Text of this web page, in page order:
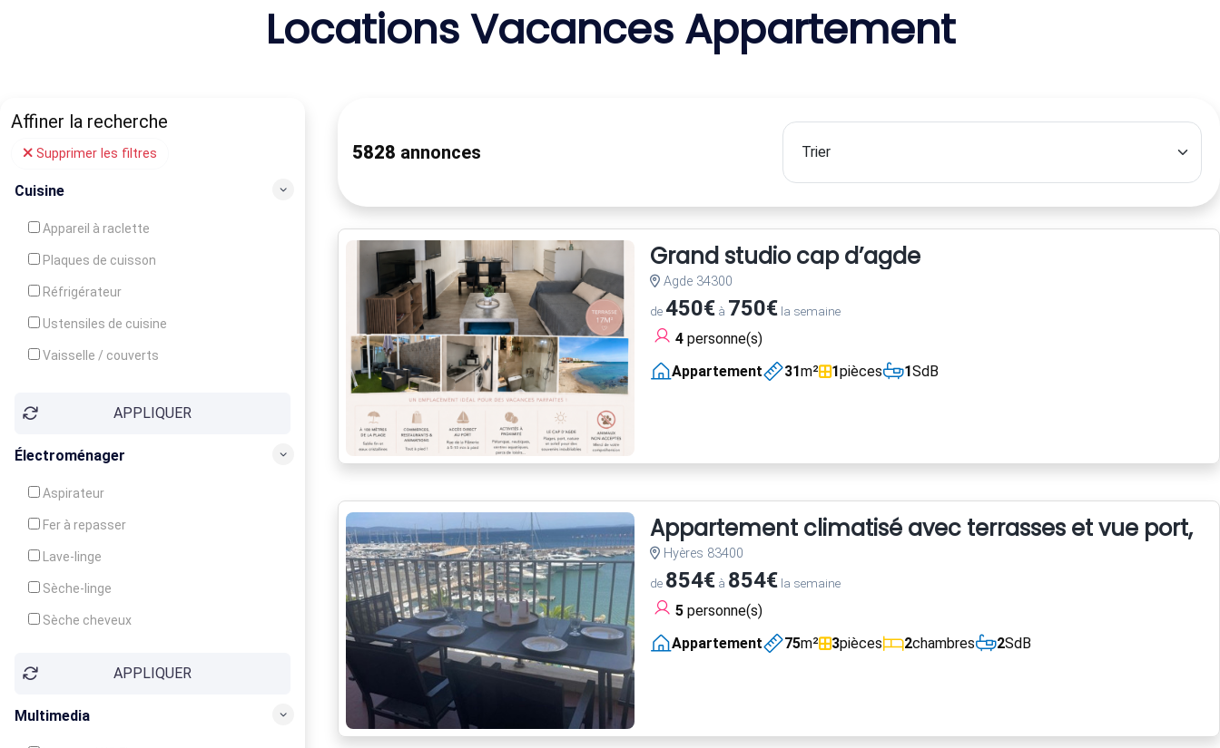
Locations Vacances Appartement
Affiner la recherche
Supprimer les filtres
Cuisine
Appareil à raclette
Plaques de cuisson
Réfrigérateur
Ustensiles de cuisine
Vaisselle / couverts
Congélateur
APPLIQUER
Électroménager
Aspirateur
Fer à repasser
Lave-linge
Sèche-linge
Sèche cheveux
APPLIQUER
Multimedia
5828 annonces
Grand studio cap d’agde
Agde 34300
de450€à 750€la semaine
4personne(s)
Appartement
31m² 1pièces 1SdB
Appartement climatisé avec terrasses et vue port,
Hyères 83400
de 854€à 854€la semaine
5personne(s)
Appartement
75m² 3pièces 2chambres 2SdB